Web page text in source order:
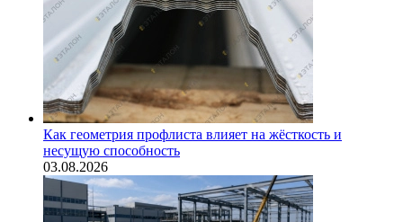
Как геометрия профлиста влияет на жёсткость и
несущую способность
03.08.2026